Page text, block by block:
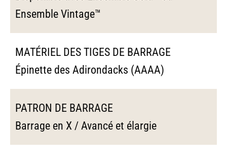
Ensemble Vintage™
MATÉRIEL DES TIGES DE BARRAGE
Épinette des Adirondacks (AAAA)
PATRON DE BARRAGE
Barrage en X / Avancé et élargie